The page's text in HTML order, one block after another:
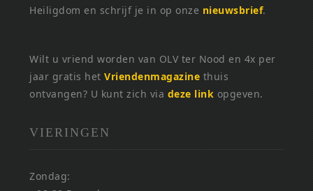
Heiligdom en schrijf je in op onze nieuwsbrief.
Wilt u vriend worden van OLV ter Nood en 4x per
jaar gratis hetVriendenmagazine thuis
ontvangen? U kunt zich via deze link opgeven.
VIERINGEN
Zondag: